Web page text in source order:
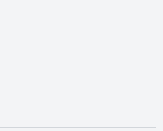
new window